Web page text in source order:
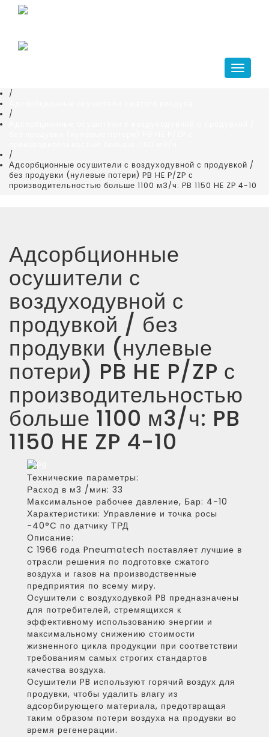
Каталог
/
/
/
Адсорбционные осушители с воздуходувной с продувкой /
без продувки (нулевые потери) PB HE P/ZP с
производительностью больше 1100 м3/ч: PB 1150 HE ZP 4-10
Адсорбционные
осушители с
воздуходувной с
продувкой / без
продувки (нулевые
потери) PB HE P/ZP с
производительностью
больше 1100 м3/ч: PB
1150 HE ZP 4-10
Технические параметры:
Расход в м3 /мин: 33
Максимальное рабочее давление, Бар: 4-10
Характеристики: Управление и точка росы
-40°C по датчику ТРД
Описание:
С 1966 года Pneumatech поставляет лучшие в
отрасли решения по подготовке сжатого
воздуха и газов на производственные
предприятия по всему миру.
Осушители с воздуходувкой PB предназначены
для потребителей, стремящихся к
эффективному использованию энергии и
максимальному снижению стоимости
жизненного цикла продукции при соответствии
требованиям самых строгих стандартов
качества воздуха.
Осушители PB используют горячий воздух для
продувки, чтобы удалить влагу из
адсорбирующего материала, предотвращая
таким образом потери воздуха на продувки во
время регенерации.